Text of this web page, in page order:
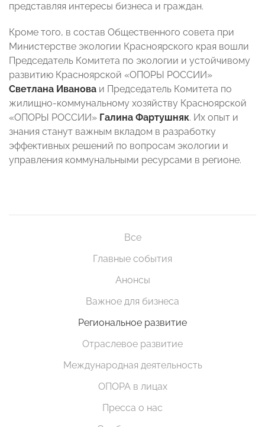
представляя интересы бизнеса и граждан.
Кроме того, в состав Общественного совета при
Министерстве экологии Красноярского края вошли
Председатель Комитета по экологии и устойчивому
развитию Красноярской «ОПОРЫ РОССИИ»
Светлана Иванова и Председатель Комитета по
жилищно-коммунальному хозяйству Красноярской
«ОПОРЫ РОССИИ» Галина Фартушняк. Их опыт и
знания станут важным вкладом в разработку
эффективных решений по вопросам экологии и
управления коммунальными ресурсами в регионе.
Все
Главные события
Анонсы
Важное для бизнеса
Региональное развитие
Отраслевое развитие
Международная деятельность
ОПОРА в лицах
Пресса о нас